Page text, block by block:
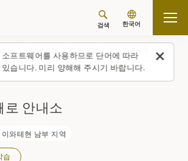
프트웨어를 사용하므로 단어에 따라
습니다. 미리 양해해 주시기 바랍니다.
검색 한국어
로 안내소
이와테현 남부 지역
습